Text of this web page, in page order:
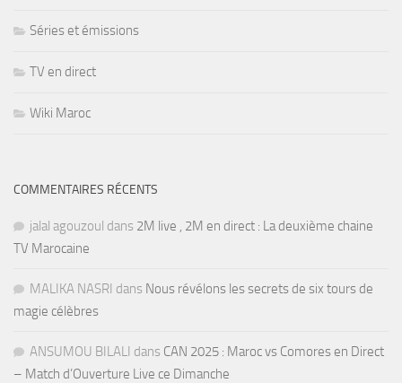
Séries et émissions
TV en direct
Wiki Maroc
COMMENTAIRES RÉCENTS
jalal agouzoul dans 2M live , 2M en direct : La deuxième chaine
TV Marocaine
MALIKA NASRI dans Nous révélons les secrets de six tours de
magie célèbres
ANSUMOU BILALI dans CAN 2025 : Maroc vs Comores en Direct
– Match d’Ouverture Live ce Dimanche